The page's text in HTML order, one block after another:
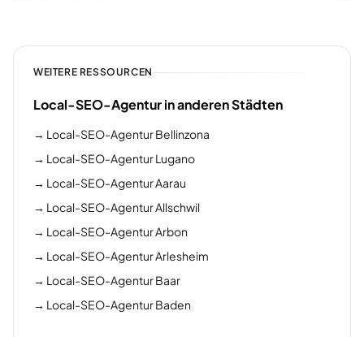
WEITERE RESSOURCEN
Local-SEO-Agentur in anderen Städten
→ Local-SEO-Agentur Bellinzona
→ Local-SEO-Agentur Lugano
→ Local-SEO-Agentur Aarau
→ Local-SEO-Agentur Allschwil
→ Local-SEO-Agentur Arbon
→ Local-SEO-Agentur Arlesheim
→ Local-SEO-Agentur Baar
→ Local-SEO-Agentur Baden